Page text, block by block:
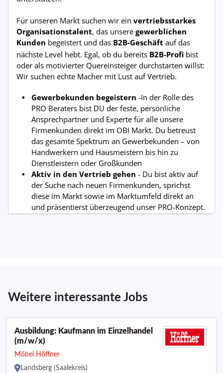
Weitere interessante Jobs
Ausbildung: Kaufmann im Einzelhandel
(m/w/x)
Möbel Höffner
Landsberg (Saalekreis)